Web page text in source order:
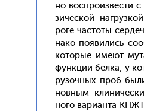
но вос­про­из­вести
зичес­кой
роге час­то­ты
на­ко по­яви­лись
ко­торые име­ют
фун­кции бел­ка, у
ру­зоч­ных проб
новным
но­го ва­ри­ан­та